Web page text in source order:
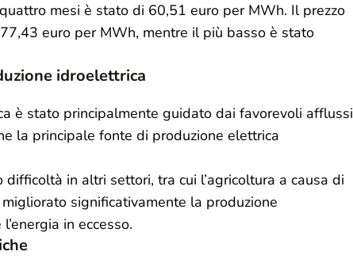
mesi è stato di 60,51 euro per MWh. Il prezzo
euro per MWh, mentre il più basso è stato
idroelettrica
è stato principalmente guidato dai favorevoli afflussi
la principale fonte di produzione elettrica
in altri settori, tra cui l’agricoltura a causa di
significativamente la produzione
in eccesso.